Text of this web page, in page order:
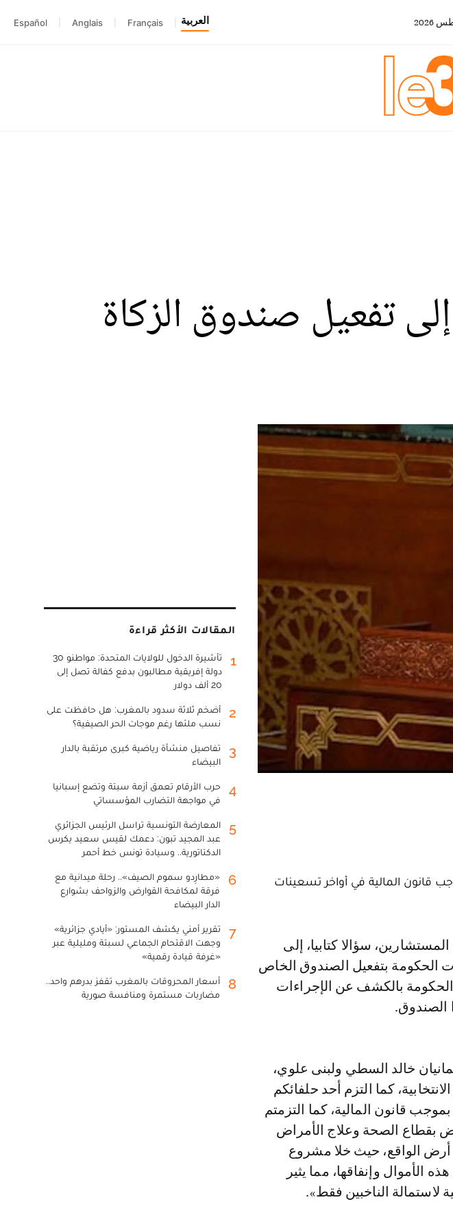
2026 العربية Français
Anglais
Español
تفعيل صندوق الزكاة
قانون المالية في أواخر تسعينات
الحكومة بتفعيل الصندوق الخاص
الحكومة بالكشف عن الإجراءات
الصندوق.
خالد السطي ولبنى علوي،
كما التزم أحد حلفائكم
قانون المالية، كما التزمتم
بقطاع الصحة وعلاج الأمراض
أرض الواقع، حيث خلا مشروع
لتحصيل هذه الأموال وإنفاقها، مما يثير
لاستمالة الناخبين فقط».
المقالات الأكثر قراءة
1
تأشيرة الدخول للولايات المتحدة: مواطنو 30
دولة إفريقية مطالبون بدفع كفالة تصل إلى
20 ألف دولار
2
أضخم ثلاثة سدود بالمغرب: هل حافظت على
نسب ملئها رغم موجات الحر الصيفية؟
3
تفاصيل منشأة رياضية كبرى مرتقبة بالدار
البيضاء
4
حرب الأرقام تعمق أزمة سبتة وتضع إسبانيا
في مواجهة التضارب المؤسساتي
5
المعارضة التونسية تراسل الرئيس الجزائري
عبد المجيد تبون: دعمك لقيس سعيد يكرس
الدكتاتورية.. وسيادة تونس خط أحمر
6
«مطارِدو سموم الصيف».. رحلة ميدانية مع
فرقة لمكافحة القوارض والزواحف بشوارع
الدار البيضاء
7
تقرير أمني يكشف المستور: «أيادي جزائرية»
وجهت الاقتحام الجماعي لسبتة ومليلية عبر
«غرفة قيادة رقمية»
8
أسعار المحروقات بالمغرب تقفز بدرهم واحد..
مضاربات مستمرة ومنافسة صورية